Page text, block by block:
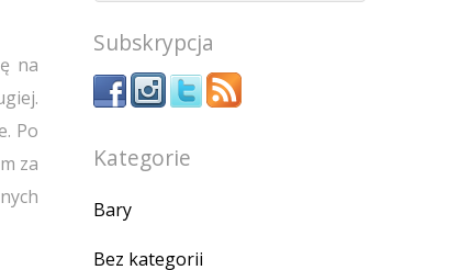
na
Po
za
Subskrypcja
Kategorie
Bary
Bez kategorii